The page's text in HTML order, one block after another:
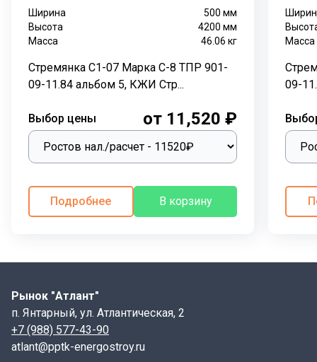
узлах обслуживания инженерных сетей. Они служат
для безопасного спуска и подъема специалистов при
проведении работ по обслуживанию и очистке
коммуникаций.
иваются стремянки С1-08 из стали марки ВСт3сп, а их
конструкция выполнена согласно технической
документации
ТПР 901-09-11.84 альбом 5 КЖИ
Технология производства:
Монтаж осуществляется с помощью электросварки, а
коррозии и увеличивает срок службы.
Монтаж:
Стремянка С1-08 устанавливается на подготовленное
основание вертикально, при необходимости
можно крепить к стенке колодца.
Ширина 500мм
Высота
4200мм
Масса
46.06кг
Стремянка С1-07 Марка С-8 ТПР 901-
09-11.84 альбом 5, КЖИ Стр...
Выбор цены от 11,520 ₽
Подробнее В корзину
Масса
09-
Рынок "Атлант"
п. Янтарный, ул. Атлантическая, 2
+7 (988) 577-43-90
atlant@pptk-energostroy.ru